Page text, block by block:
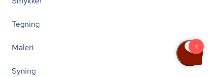
Tegning
Maleri
Syning